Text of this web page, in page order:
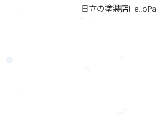
日立の塗装店